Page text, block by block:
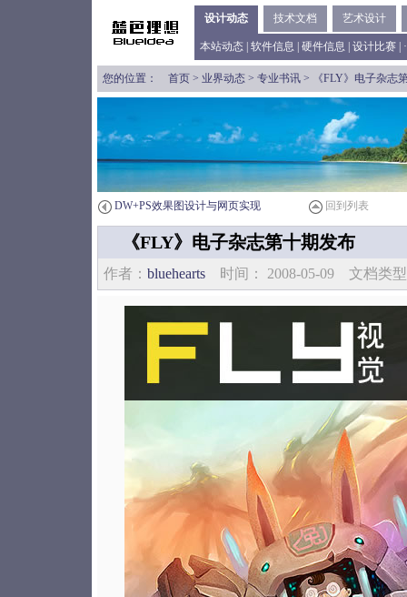
设计动态 技术文档 艺术设计
本站动态 软件信息 硬件信息 设计比赛 | ·
您的位置： 首页 > 业界动态 > 专业书讯 > 《FLY》电子杂志
DW+PS效果图设计与网页实现 回到列表
《FLY》电子杂志第十期发布
作者： bluehearts 时间： 2008-05-09 文档类